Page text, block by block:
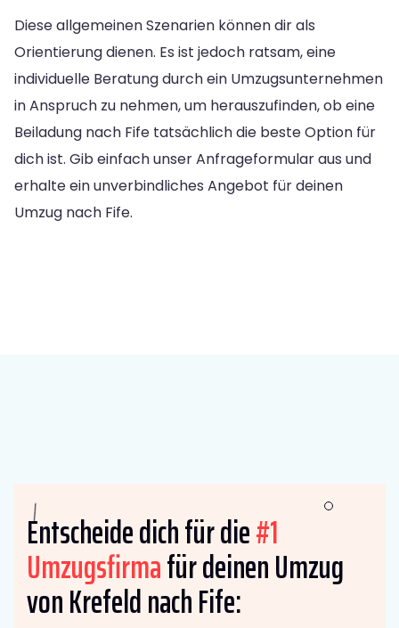
Diese allgemeinen Szenarien können dir als
Orientierung dienen. Es ist jedoch ratsam, eine
individuelle Beratung durch ein Umzugsunternehmen
in Anspruch zu nehmen, um herauszufinden, ob eine
Beiladung nach Fife tatsächlich die beste Option für
dich ist. Gib einfach unser Anfrageformular aus und
erhalte ein unverbindliches Angebot für deinen
Umzug nach Fife.
Entscheide dich für die#1
Umzugsfirmafür deinen Umzug
von Krefeld nach Fife: